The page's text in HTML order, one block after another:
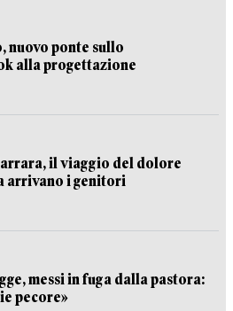
nuovo ponte sullo
alla progettazione
il viaggio del dolore
arrivano i genitori
messi in fuga dalla pastora:
pecore»